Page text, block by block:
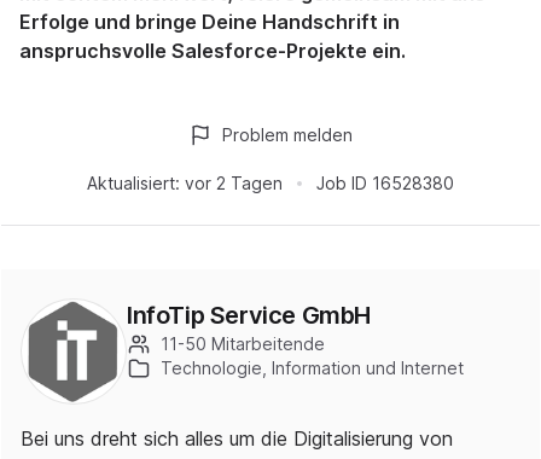
Erfolge und bringe Deine Handschrift in
anspruchsvolle Salesforce-Projekte ein.
Aktualisiert: vor 2 Tagen Job ID 16528380
Problem melden
InfoTip Service GmbH
11-50 Mitarbeitende
Technologie, Information und Internet
Bei uns dreht sich alles um die Digitalisierung von